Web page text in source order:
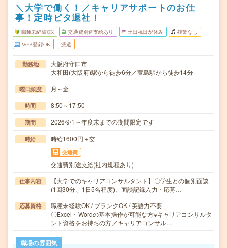
＼大学で働く！／キャリアサポートのお仕
事！定時ピタ退社！
職種未経験OK 交通費別途支給あり 土日祝日が休み 残業なし
WEB登録OK 派遣
勤務地
大阪府守口市
大和田(大阪府)駅から徒歩6分／萱島駅から徒歩14分
曜日頻度 月～金
時間 8:50～17:50
期間 2026/9/1～年度末までの期間限定です
時給 時給1600円＋交
交通費
交通費別途支給(社内規程あり)
仕事内容
【大学でのキャリアコンサルタント】〇学生との個別面談
(1回30分、1日5名程度)、面談記録入力・応募…
応募資格
職種未経験OK / ブランクOK / 英語力不要
〇Excel・Wordの基本操作が可能な方※キャリアコンサルタ
ント資格をお持ちの方／キャリアコンサル…
職場の雰囲気